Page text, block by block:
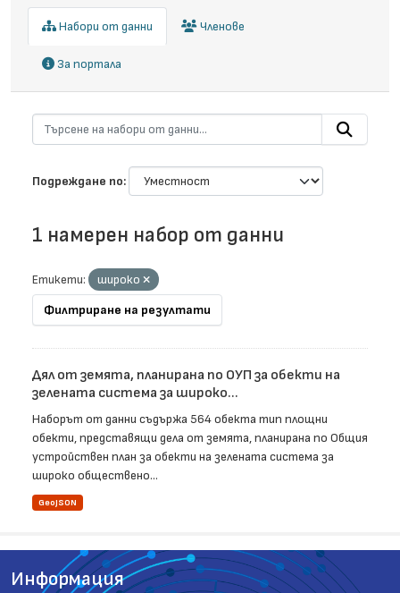
Набори от данни Членове
За портала
Подреждане по
1 намерен набор от данни
Етикети:
широко
Филтриране на резултати
Дял от земята, планирана по ОУП за обекти на
зелената система за широко...
Наборът от данни съдържа 564 обекта тип площни
обекти, представящи дела от земята, планирана по Общия
устройствен план за обекти на зелената система за
широко обществено...
GeoJSON
Информация